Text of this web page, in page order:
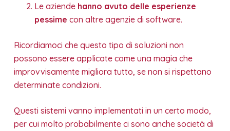
Le aziende hanno avuto delle esperienze
pessime con altre agenzie di software.
Ricordiamoci che questo tipo di soluzioni non
possono essere applicate come una magia che
improvvisamente migliora tutto, se non si rispettano
determinate condizioni.
Questi sistemi vanno implementati in un certo modo,
per cui molto probabilmente ci sono anche società di